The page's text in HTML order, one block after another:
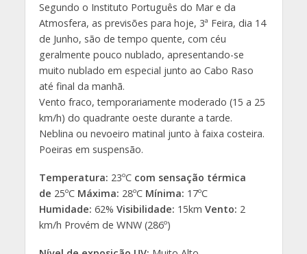
Segundo o Instituto Português do Mar e da
Atmosfera, as previsões para hoje, 3ª Feira, dia 14
de Junho, são de tempo quente, com céu
geralmente pouco nublado, apresentando-se
muito nublado em especial junto ao Cabo Raso
até final da manhã.
Vento fraco, temporariamente moderado (15 a 25
km/h) do quadrante oeste durante a tarde.
Neblina ou nevoeiro matinal junto à faixa costeira.
Poeiras em suspensão.
Temperatura: 23ºC com sensação térmica
de 25ºC Máxima: 28ºC Mínima: 17ºC
Humidade: 62% Visibilidade: 15km Vento: 2
km/h Provém de WNW (286º)